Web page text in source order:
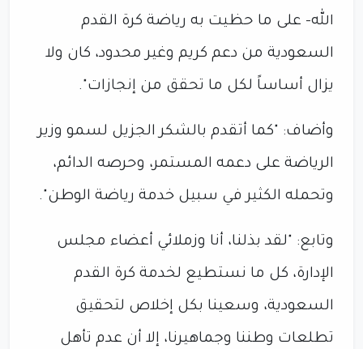
الله- على ما حظيت به رياضة كرة القدم
السعودية من دعم كريم وغير محدود، كان ولا
يزال أساساً لكل ما تحقق من إنجازات".
وأضاف: "كما أتقدم بالشكر الجزيل لسمو وزير
الرياضة على دعمه المستمر، وحرصه الدائم،
وتحمله الكثير في سبيل خدمة رياضة الوطن".
وتابع: "لقد بذلنا، أنا وزملائي أعضاء مجلس
الإدارة، كل ما نستطيع لخدمة كرة القدم
السعودية، وسعينا بكل إخلاص لتحقيق
تطلعات وطننا وجماهيرنا، إلا أن عدم تأهل